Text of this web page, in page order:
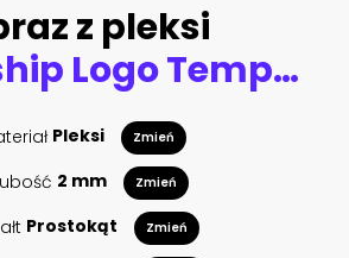
z pleksi
cruise ship Logo Template vector icon illustration design
Pleksi Zmień
2 mm Zmień
Prostokąt Zmień